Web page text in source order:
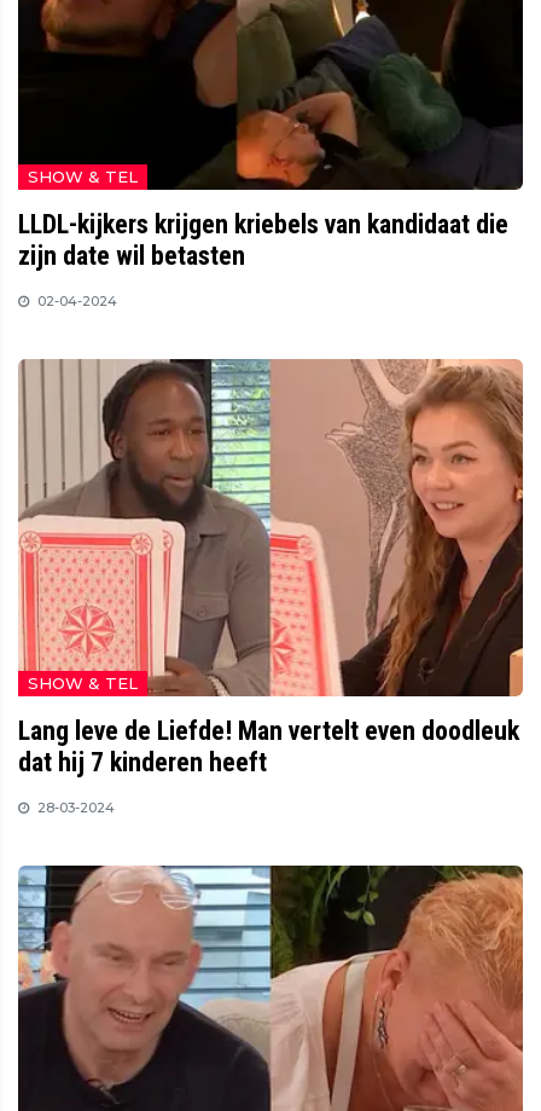
SHOW & TEL
LLDL-kijkers krijgen kriebels van kandidaat die
zijn date wil betasten
02-04-2024
SHOW & TEL
Lang leve de Liefde! Man vertelt even doodleuk
dat hij 7 kinderen heeft
28-03-2024